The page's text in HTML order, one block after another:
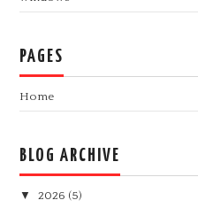
PAGES
Home
BLOG ARCHIVE
▼2026 (5)